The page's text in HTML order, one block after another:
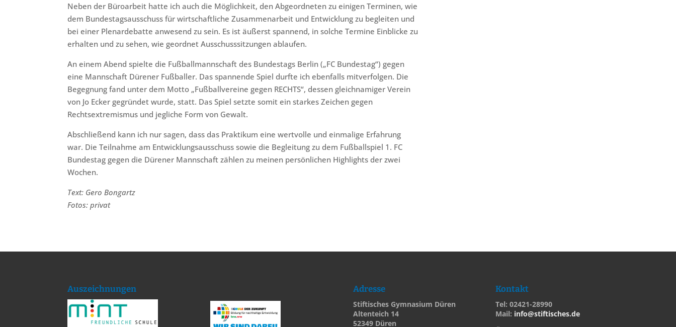
Neben der Büroarbeit hatte ich auch die Möglichkeit, den Abgeordneten zu einigen Terminen, wie
dem Bundestagsausschuss für wirtschaftliche Zusammenarbeit und Entwicklung zu begleiten und
bei einer Plenardebatte anwesend zu sein. Es ist äußerst spannend, in solche Termine Einblicke zu
erhalten und zu sehen, wie geordnet Ausschusssitzungen ablaufen.
An einem Abend spielte die Fußballmannschaft des Bundestags Berlin („FC Bundestag“) gegen
eine Mannschaft Dürener Fußballer. Das spannende Spiel durfte ich ebenfalls mitverfolgen. Die
Begegnung fand unter dem Motto „Fußballvereine gegen RECHTS“, dessen gleichnamiger Verein
von Jo Ecker gegründet wurde, statt. Das Spiel setzte somit ein starkes Zeichen gegen
Rechtsextremismus und jegliche Form von Gewalt.
Abschließend kann ich nur sagen, dass das Praktikum eine wertvolle und einmalige Erfahrung
war. Die Teilnahme am Entwicklungsausschuss sowie die Begleitung zu dem Fußballspiel 1. FC
Bundestag gegen die Dürener Mannschaft zählen zu meinen persönlichen Highlights der zwei
Wochen.
Text: Gero Bongartz
Fotos: privat
Auszeichnungen Adresse
Stiftisches Gymnasium Düren
Altenteich 14
52349 Düren
Kontakt
Tel: 02421-28990
Mail: info@stiftisches.de